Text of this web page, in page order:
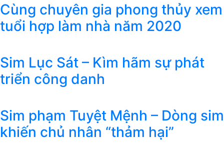
Cùng chuyên gia phong thủy xem
tuổi hợp làm nhà năm 2020
Sim Lục Sát – Kìm hãm sự phát
triển công danh
Sim phạm Tuyệt Mệnh – Dòng sim
khiến chủ nhân “thảm hại”